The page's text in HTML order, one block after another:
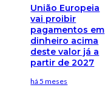
União Europeia
vai proibir
pagamentos em
dinheiro acima
deste valor já a
partir de 2027
há 5 meses